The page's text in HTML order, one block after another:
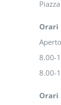
Orari
8.00-
8.00-
Orari